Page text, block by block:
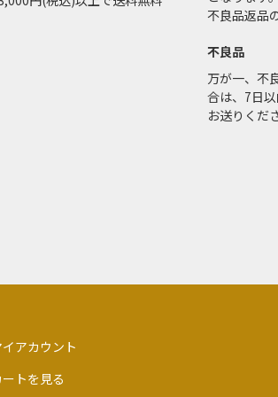
不良品返品
不良品
万が一、不
合は、7日
お送りくだ
イアカウント
ートを見る